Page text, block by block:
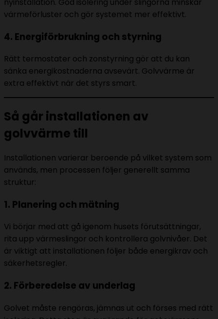
värmeförluster och gör systemet mer effektivt.
4. Energiförbrukning och styrning
Rätt termostater och zonstyrning gör att du kan
sänka energikostnaderna avsevärt. Golvvärme är
extra effektivt när det styrs smart.
Så går installationen av
golvvärme till
Installationen varierar beroende på vilket system som
används, men processen följer generellt samma
struktur:
1. Planering och mätning
Vi börjar med att gå igenom husets förutsättningar,
rita upp värmeslingor och kontrollera golvnivåer. Det
är viktigt att installationen följer både energikrav och
säkerhetsregler.
2. Förberedelse av underlag
Golvet måste rengöras, jämnas ut och förses med rätt